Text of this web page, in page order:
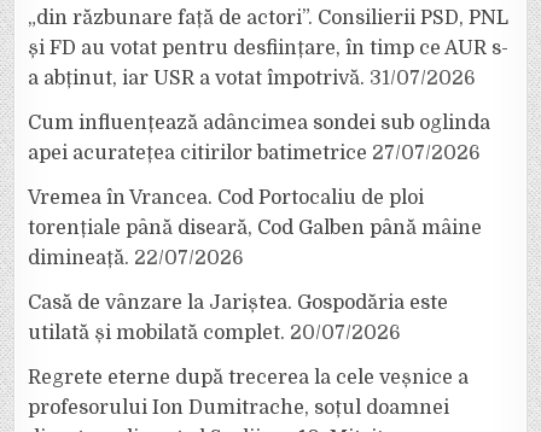
„din răzbunare față de actori”. Consilierii PSD, PNL
și FD au votat pentru desființare, în timp ce AUR s-
a abținut, iar USR a votat împotrivă. 31/07/2026
Cum influențează adâncimea sondei sub oglinda
apei acuratețea citirilor batimetrice 27/07/2026
Vremea în Vrancea. Cod Portocaliu de ploi
torențiale până diseară, Cod Galben până mâine
dimineață. 22/07/2026
Casă de vânzare la Jariștea. Gospodăria este
utilată și mobilată complet. 20/07/2026
Regrete eterne după trecerea la cele veșnice a
profesorului Ion Dumitrache, soțul doamnei